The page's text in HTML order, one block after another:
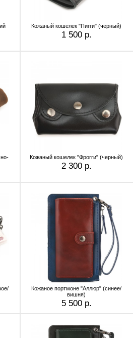
Кожаный кошелек "Пигги" (черный)
1 500 р.
Кожаный кошелек "Фрогги" (черный)
2 300 р.
Кожаное портмоне "Аллюр" (синее/
вишня)
5 500 р.